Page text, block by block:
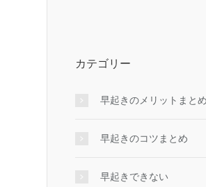
カテゴリー
早起きのメリットまとめ
早起きのコツまとめ
早起きできない